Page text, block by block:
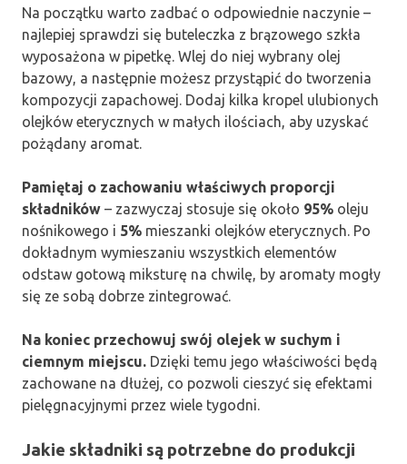
Na początku warto zadbać o odpowiednie naczynie –
najlepiej sprawdzi się buteleczka z brązowego szkła
wyposażona w pipetkę. Wlej do niej wybrany olej
bazowy, a następnie możesz przystąpić do tworzenia
kompozycji zapachowej. Dodaj kilka kropel ulubionych
olejków eterycznych w małych ilościach, aby uzyskać
pożądany aromat.
Pamiętaj o zachowaniu właściwych proporcji
składników – zazwyczaj stosuje się około 95% oleju
nośnikowego i 5% mieszanki olejków eterycznych. Po
dokładnym wymieszaniu wszystkich elementów
odstaw gotową miksturę na chwilę, by aromaty mogły
się ze sobą dobrze zintegrować.
Na koniec przechowuj swój olejek w suchym i
ciemnym miejscu. Dzięki temu jego właściwości będą
zachowane na dłużej, co pozwoli cieszyć się efektami
pielęgnacyjnymi przez wiele tygodni.
Jakie składniki są potrzebne do produkcji